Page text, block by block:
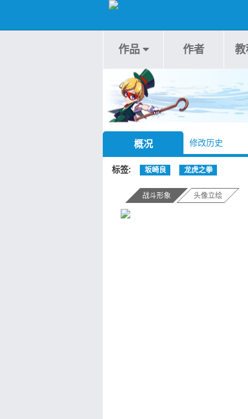
作品 作者
概况 修改历史
标签
坂崎良 龙虎之拳
战斗形象 头像立绘